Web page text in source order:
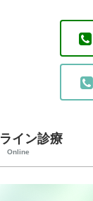
イン診療
Online